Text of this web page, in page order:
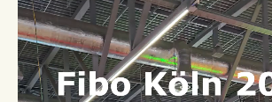
Video-
Player